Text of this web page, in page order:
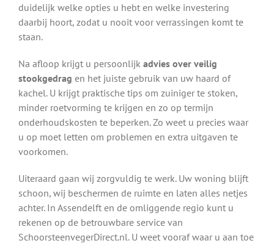
duidelijk welke opties u hebt en welke investering
daarbij hoort, zodat u nooit voor verrassingen komt te
staan.
Na afloop krijgt u persoonlijk advies over veilig
stookgedrag en het juiste gebruik van uw haard of
kachel. U krijgt praktische tips om zuiniger te stoken,
minder roetvorming te krijgen en zo op termijn
onderhoudskosten te beperken. Zo weet u precies waar
u op moet letten om problemen en extra uitgaven te
voorkomen.
Uiteraard gaan wij zorgvuldig te werk. Uw woning blijft
schoon, wij beschermen de ruimte en laten alles netjes
achter. In Assendelft en de omliggende regio kunt u
rekenen op de betrouwbare service van
SchoorsteenvegerDirect.nl. U weet vooraf waar u aan toe